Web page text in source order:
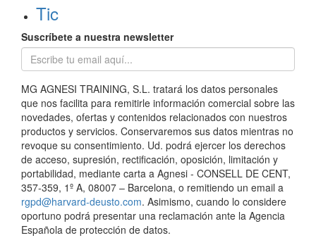
Tic
Suscríbete a nuestra newsletter
MG AGNESI TRAINING, S.L. tratará los datos personales
que nos facilita para remitirle información comercial sobre las
novedades, ofertas y contenidos relacionados con nuestros
productos y servicios. Conservaremos sus datos mientras no
revoque su consentimiento. Ud. podrá ejercer los derechos
de acceso, supresión, rectificación, oposición, limitación y
portabilidad, mediante carta a Agnesi - CONSELL DE CENT,
357-359, 1º A, 08007 – Barcelona, o remitiendo un email a
rgpd@harvard-deusto.com. Asimismo, cuando lo considere
oportuno podrá presentar una reclamación ante la Agencia
Española de protección de datos.